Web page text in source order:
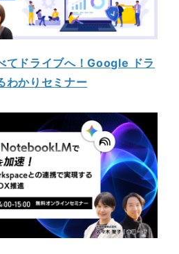
てドライブへ！Google ドラ
わかりセミナー